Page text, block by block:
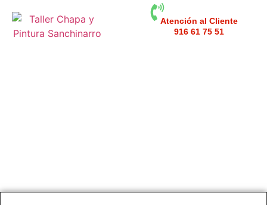
Atención al Cliente
916 61 75 51